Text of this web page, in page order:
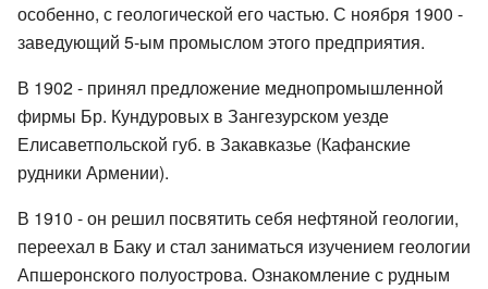
особенно, с геологической его частью. С ноября 1900 -
заведующий 5-ым промыслом этого предприятия.
В 1902 - принял предложение меднопромышленной
фирмы Бр. Кундуровых в Зангезурском уезде
Елисаветпольской губ. в Закавказье (Кафанские
рудники Армении).
В 1910 - он решил посвятить себя нефтяной геологии,
переехал в Баку и стал заниматься изучением геологии
Апшеронского полуострова. Ознакомление с рудным